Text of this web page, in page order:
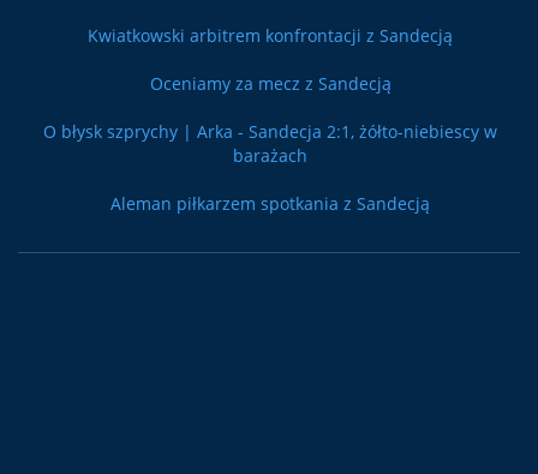
Kwiatkowski arbitrem konfrontacji z Sandecją
Oceniamy za mecz z Sandecją
O błysk szprychy | Arka - Sandecja 2:1, żółto-niebiescy w
barażach
Aleman piłkarzem spotkania z Sandecją